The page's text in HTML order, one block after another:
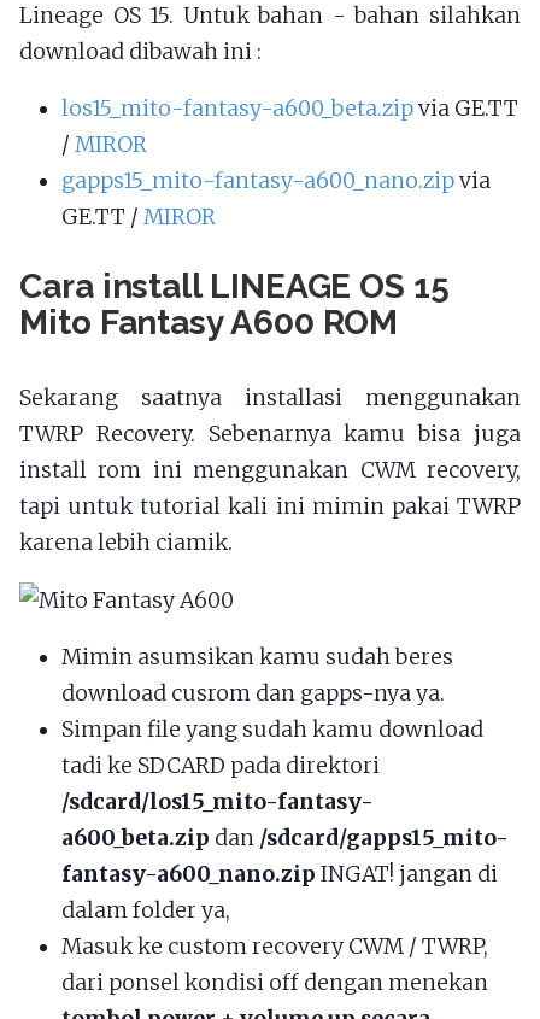
Lineage OS 15. Untuk bahan - bahan silahkan
download dibawah ini :
los15_mito-fantasy-a600_beta.zipvia GE.TT
/MIROR
gapps15_mito-fantasy-a600_nano.zipvia
GE.TT /MIROR
Cara install LINEAGE OS 15
Mito Fantasy A600 ROM
Sekarang saatnya installasi menggunakan
TWRP Recovery. Sebenarnya kamu bisa juga
install rom ini menggunakan CWM recovery,
tapi untuk tutorial kali ini mimin pakai TWRP
karena lebih ciamik.
Mimin asumsikan kamu sudah beres
download cusrom dan gapps-nya ya.
Simpan file yang sudah kamu download
tadi ke SDCARD pada direktori
/sdcard/los15_mito-fantasy-
a600_beta.zip dan /sdcard/gapps15_mito-
fantasy-a600_nano.zip INGAT! jangan di
dalam folder ya,
Masuk ke custom recovery CWM / TWRP,
dari ponsel kondisi off dengan menekan